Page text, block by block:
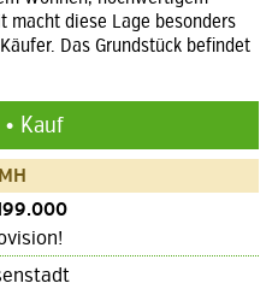
macht diese Lage besonders
Das Grundstück befindet
Kauf